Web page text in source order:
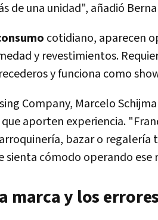
de una unidad", añadió
cotidiano, aparecen
y revestimientos.
y funciona como
Company, Marcelo
que aporten experiencia.
bazar o regalería
sienta cómodo operando ese
marca y los